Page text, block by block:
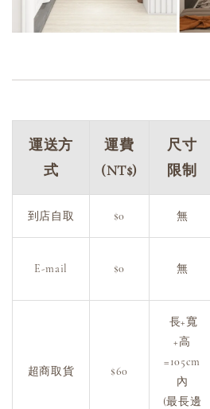
運送方
式
運費
(NT$)
尺寸
限制
到店自取 $0 無
E-mail $0 無
超商取貨 $60
長+寬
+高
=105cm
內
(最長邊